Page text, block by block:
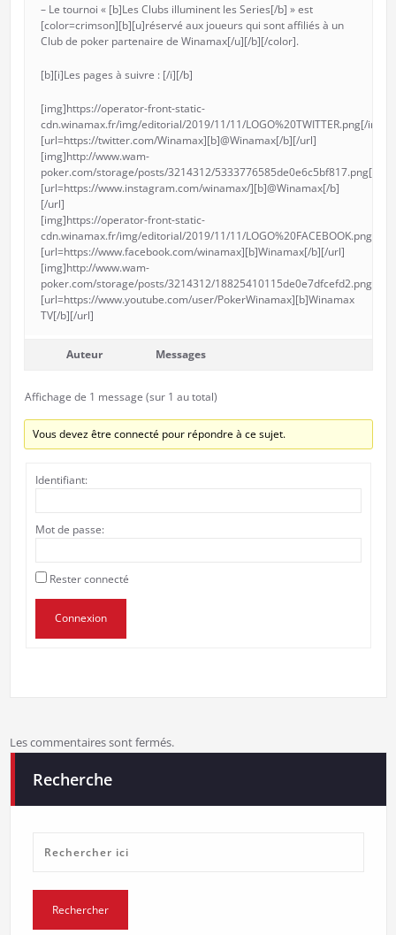
– Le tournoi « [b]Les Clubs illuminent les Series[/b] » est
[color=crimson][b][u]réservé aux joueurs qui sont affiliés à un
Club de poker partenaire de Winamax[/u][/b][/color].
[b][i]Les pages à suivre : [/i][/b]
[img]https://operator-front-static-
cdn.winamax.fr/img/editorial/2019/11/11/LOGO%20TWITTER.png[/img]
[url=https://twitter.com/Winamax][b]@Winamax[/b][/url]
[img]http://www.wam-
poker.com/storage/posts/3214312/5333776585de0e6c5bf817.png[/
[url=https://www.instagram.com/winamax/][b]@Winamax[/b]
[/url]
[img]https://operator-front-static-
cdn.winamax.fr/img/editorial/2019/11/11/LOGO%20FACEBOOK.png[/
[url=https://www.facebook.com/winamax][b]Winamax[/b][/url]
[img]http://www.wam-
poker.com/storage/posts/3214312/18825410115de0e7dfcefd2.png[/
[url=https://www.youtube.com/user/PokerWinamax][b]Winamax
TV[/b][/url]
Auteur Messages
Affichage de 1 message (sur 1 au total)
Vous devez être connecté pour répondre à ce sujet.
Identifiant:
Mot de passe:
Rester connecté
Connexion
Les commentaires sont fermés.
Recherche